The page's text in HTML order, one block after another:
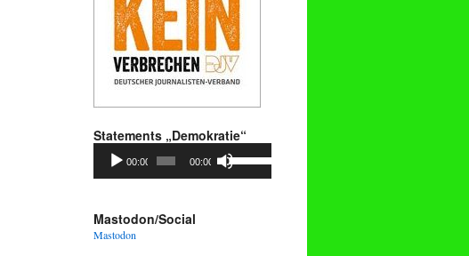
Statements „Demokratie“
Audio-
Player
00:00 00:00
Hoch/Runter
benutzen,
Mastodon/Social
Mastodon